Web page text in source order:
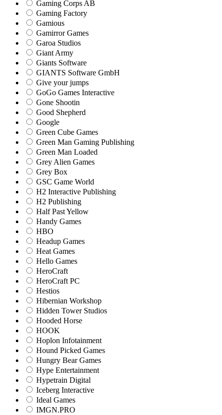
Gaming Corps AB
Gaming Factory
Gamious
Gamirror Games
Garoa Studios
Giant Army
Giants Software
GIANTS Software GmbH
Give your jumps
GoGo Games Interactive
Gone Shootin
Good Shepherd
Google
Green Cube Games
Green Man Gaming Publishing
Green Man Loaded
Grey Alien Games
Grey Box
GSC Game World
H2 Interactive Publishing
H2 Publishing
Half Past Yellow
Handy Games
HBO
Headup Games
Heat Games
Hello Games
HeroCraft
HeroCraft PC
Hestios
Hibernian Workshop
Hidden Tower Studios
Hooded Horse
HOOK
Hoplon Infotainment
Hound Picked Games
Hungry Bear Games
Hype Entertainment
Hypetrain Digital
Iceberg Interactive
Ideal Games
IMGN.PRO